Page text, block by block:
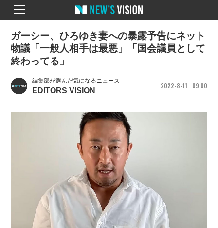
編集部が選んだ気になるニュース
EDITORS VISION
2022 8 11 09 00
ガーシー、ひろゆき妻への暴露予告にネット
物議「一般人相手は最悪」「国会議員として
終わってる」